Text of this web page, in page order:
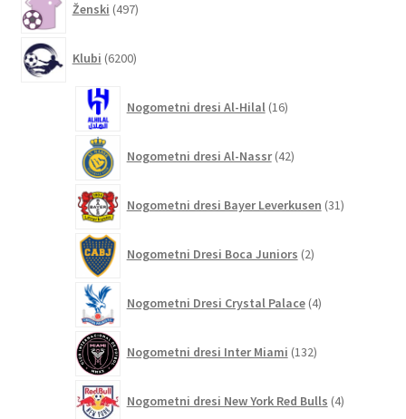
Ženski 497izdelkov
Klubi 6200izdelkov
Nogometni dresi Al-Hilal 16izdelkov
Nogometni dresi Al-Nassr 42izdelkov
Nogometni dresi Bayer Leverkusen 31izdelkov
Nogometni Dresi Boca Juniors 2izdelka
Nogometni Dresi Crystal Palace 4izdelki
Nogometni dresi Inter Miami 132izdelkov
Nogometni dresi New York Red Bulls 4izdelki